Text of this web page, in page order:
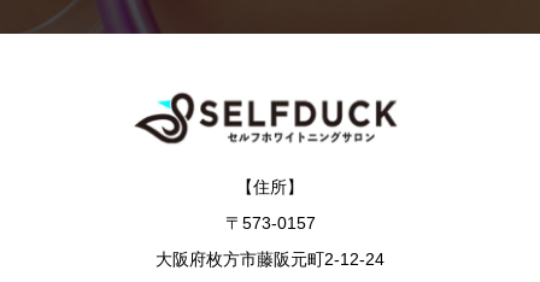
【住所】
〒573-0157
大阪府枚方市藤阪元町2-12-24